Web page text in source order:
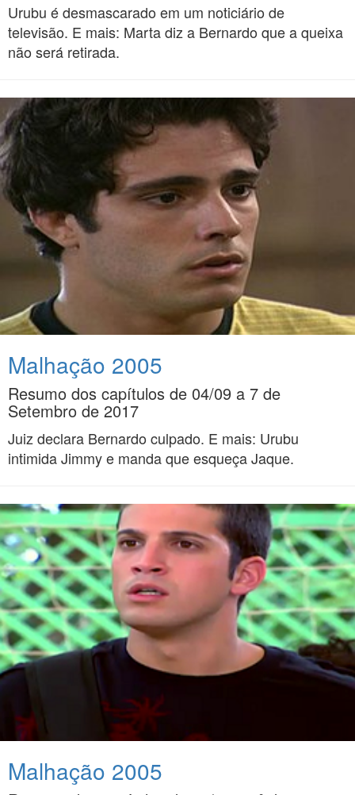
Urubu é desmascarado em um noticiário de
televisão. E mais: Marta diz a Bernardo que a queixa
não será retirada.
Malhação 2005
Resumo dos capítulos de 04/09 a 7 de
Setembro de 2017
Juiz declara Bernardo culpado. E mais: Urubu
intimida Jimmy e manda que esqueça Jaque.
Malhação 2005